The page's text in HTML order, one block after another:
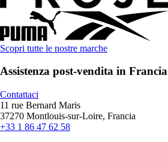
Scopri tutte le nostre marche
Assistenza post-vendita in Francia
Contattaci
11 rue Bernard Maris
37270 Montlouis-sur-Loire, Francia
+33 1 86 47 62 58